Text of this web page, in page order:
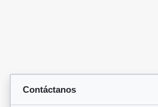
Contáctanos